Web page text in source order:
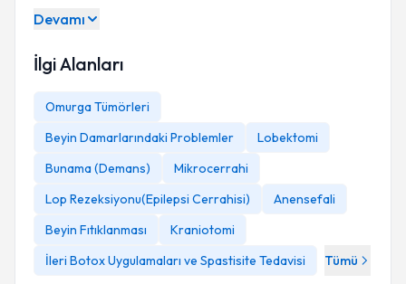
Devamı
İlgi Alanları
Omurga Tümörleri
Beyin Damarlarındaki Problemler
Lobektomi
Bunama (Demans)
Mikrocerrahi
Lop Rezeksiyonu(Epilepsi Cerrahisi)
Anensefali
Beyin Fıtıklanması
Kraniotomi
İleri Botox Uygulamaları ve Spastisite Tedavisi
Tümü